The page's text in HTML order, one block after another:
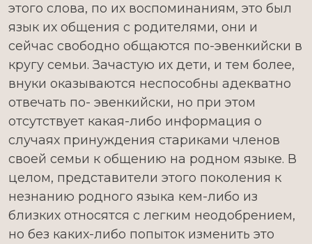
этого слова, по их воспоминаниям, это был
язык их общения с родителями, они и
сейчас свободно общаются по-эвенкийски в
кругу семьи. Зачастую их дети, и тем более,
внуки оказываются неспособны адекватно
отвечать по- эвенкийски, но при этом
отсутствует какая-либо информация о
случаях принуждения стариками членов
своей семьи к общению на родном языке. В
целом, представители этого поколения к
незнанию родного языка кем-либо из
близких относятся с легким неодоб­рением,
но без каких-либо попыток изменить это